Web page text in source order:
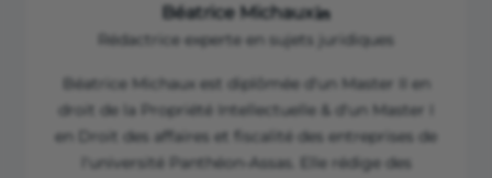
Béatrice Michaux
Rédactrice experte en sujets juridiques
Béatrice Michaux est diplômée d'un Master II en
droit de la Propriété Intellectuelle & d'un Master I
en Droit des affaires et fiscalité des entreprises de
l'université Panthéon-Assas. Elle rédige des